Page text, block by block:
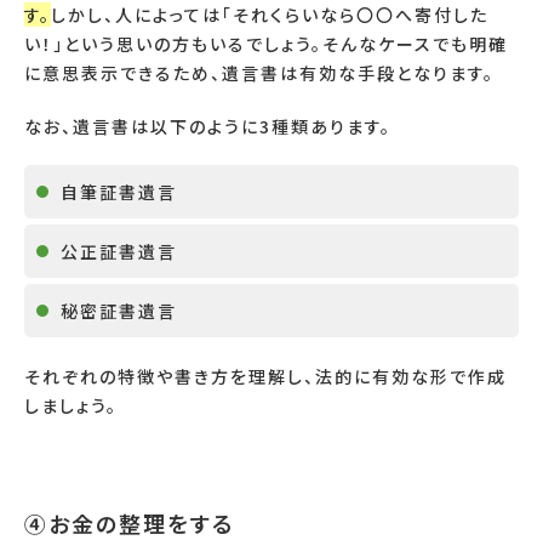
す。 しかし、人によっては「それくらいなら〇〇へ寄付した
い！」という思いの方もいるでしょう。そんなケースでも明確
に意思表示できるため、遺言書は有効な手段となります。
なお、遺言書は以下のように3種類あります。
自筆証書遺言
公正証書遺言
秘密証書遺言
それぞれの特徴や書き方を理解し、法的に有効な形で作成
しましょう。
④お金の整理をする